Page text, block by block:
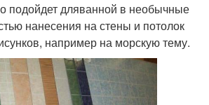
подойдет дляванной в необычные
нанесения на стены и потолок
например на морскую тему.